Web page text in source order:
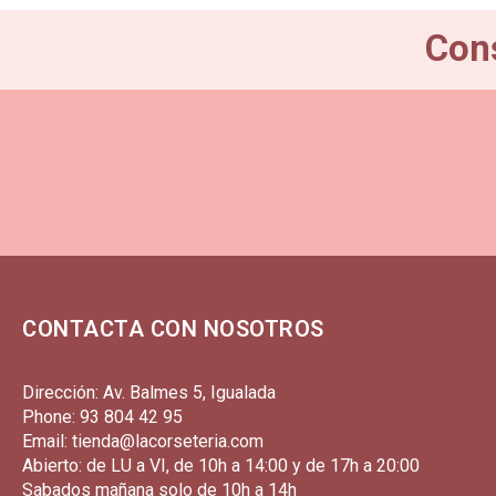
CONTACTA CON NOSOTROS
Dirección: Av. Balmes 5, Igualada
Phone: 93 804 42 95
Email: tienda@lacorseteria.com
Abierto: de LU a VI, de 10h a 14:00 y de 17h a 20:00
Sabados mañana solo de 10h a 14h